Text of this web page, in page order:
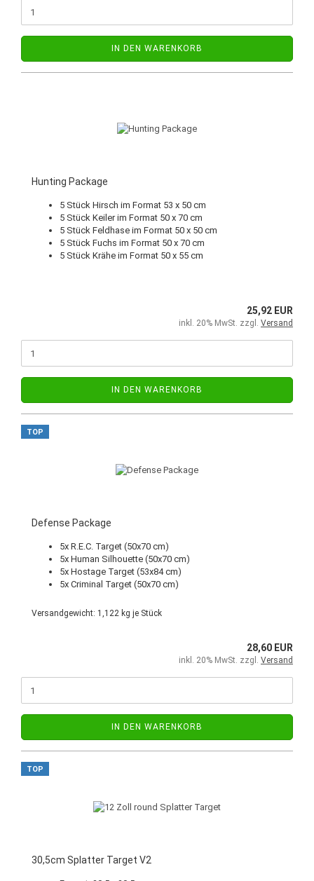
IN DEN WARENKORB
Hunting Package
5 Stück Hirsch im Format 53 x 50 cm
5 Stück Keiler im Format 50 x 70 cm
5 Stück​ Feldhase im Format 50 x 50 cm
5 Stück Fuchs im Format 50 x 70 cm
5 Stück Krähe im Format 50 x 55 cm
25,92 EUR
inkl. 20% MwSt. zzgl. Versand
IN DEN WARENKORB
TOP
Defense Package
5x R.E.C. Target (50x70 cm)
5x Human Silhouette (50x70 cm)
5x Hostage Target (53x84 cm)
5x Criminal Target (50x70 cm)
Versandgewicht: 1,122 kg je Stück
28,60 EUR
inkl. 20% MwSt. zzgl. Versand
IN DEN WARENKORB
TOP
30,5cm Splatter Target V2